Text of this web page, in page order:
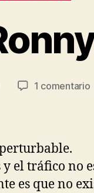
1 comentarioen
y el tráfico no
es que no